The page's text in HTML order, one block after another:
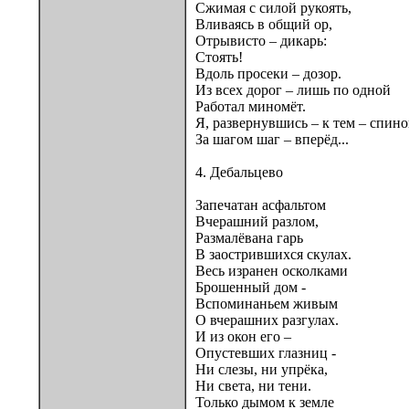
Сжимая с силой рукоять,
Вливаясь в общий ор,
Отрывисто – дикарь:
Стоять!
Вдоль просеки – дозор.
Из всех дорог – лишь по одной
Работал миномёт.
Я, развернувшись – к тем –
За шагом шаг – вперёд...
4. Дебальцево
Запечатан асфальтом
Вчерашний разлом,
Размалёвана гарь
В заострившихся скулах.
Весь изранен осколками
Брошенный дом -
Вспоминаньем живым
О вчерашних разгулах.
И из окон его –
Опустевших глазниц -
Ни слезы, ни упрёка,
Ни света, ни тени.
Только дымом к земле